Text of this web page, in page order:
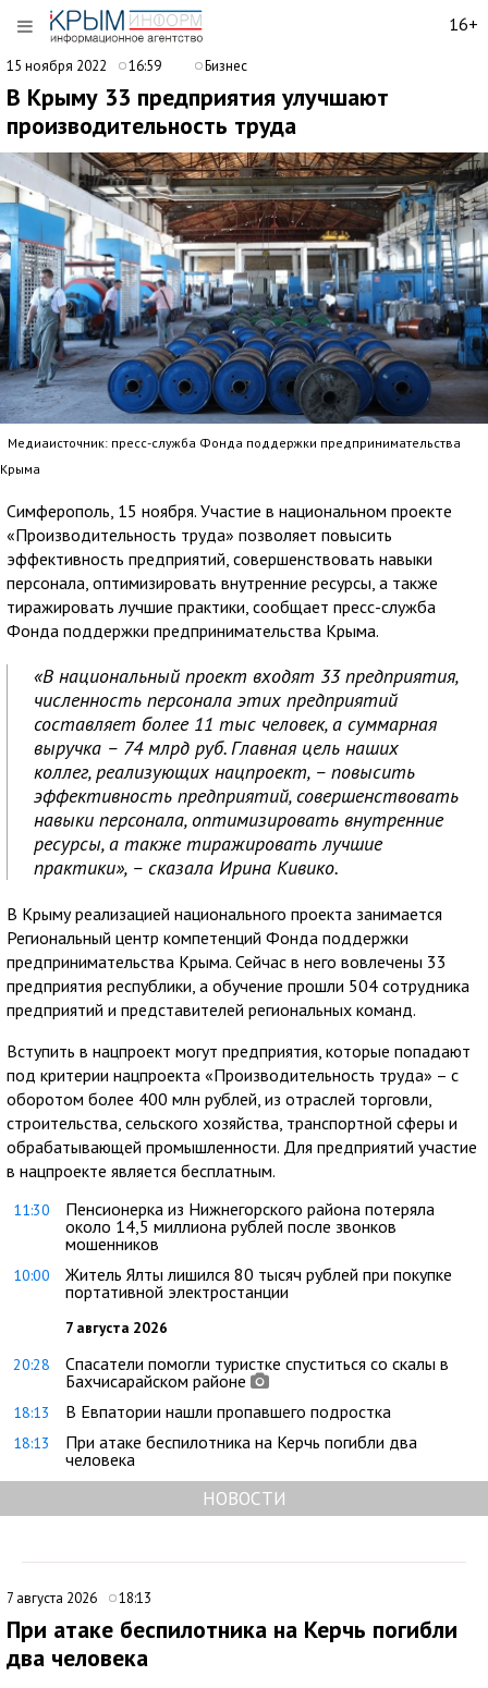
16+
15 ноября 2022 16:59 Бизнес
В Крыму 33 предприятия улучшают
производительность труда
Медиаисточник: пресс-служба Фонда поддержки предпринимательства
Крыма
Симферополь, 15 ноября. Участие в национальном проекте
«Производительность труда» позволяет повысить
эффективность предприятий, совершенствовать навыки
персонала, оптимизировать внутренние ресурсы, а также
тиражировать лучшие практики, сообщает пресс-служба
Фонда поддержки предпринимательства Крыма.
«В национальный проект входят 33 предприятия,
численность персонала этих предприятий
составляет более 11 тыс человек, а суммарная
выручка – 74 млрд руб. Главная цель наших
коллег, реализующих нацпроект, – повысить
эффективность предприятий, совершенствовать
навыки персонала, оптимизировать внутренние
ресурсы, а также тиражировать лучшие
практики», – сказала Ирина Кивико.
В Крыму реализацией национального проекта занимается
Региональный центр компетенций Фонда поддержки
предпринимательства Крыма. Сейчас в него вовлечены 33
предприятия республики, а обучение прошли 504 сотрудника
предприятий и представителей региональных команд.
Вступить в нацпроект могут предприятия, которые попадают
под критерии нацпроекта «Производительность труда» – с
оборотом более 400 млн рублей, из отраслей торговли,
строительства, сельского хозяйства, транспортной сферы и
обрабатывающей промышленности. Для предприятий участие
в нацпроекте является бесплатным.
11:30
Пенсионерка из Нижнегорского района потеряла
около 14,5 миллиона рублей после звонков
мошенников
10:00
Житель Ялты лишился 80 тысяч рублей при покупке
портативной электростанции
7 августа 2026
20:28
Спасатели помогли туристке спуститься со скалы в
Бахчисарайском районе
18:13 В Евпатории нашли пропавшего подростка
18:13
При атаке беспилотника на Керчь погибли два
человека
НОВОСТИ
7 августа 2026 18:13
При атаке беспилотника на Керчь погибли
два человека